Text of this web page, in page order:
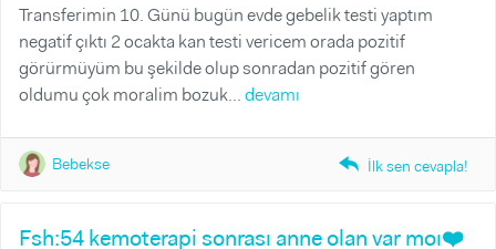
Transferimin 10. Günü bugün evde gebelik testi yaptım
negatif çıktı 2 ocakta kan testi vericem orada pozitif
görürmüyüm bu şekilde olup sonradan pozitif gören
oldumu çok moralim bozuk...devamı
Bebekse reply_fill İlk sen cevapla!
Fsh:54 kemoterapi sonrası anne olan var moı❤️